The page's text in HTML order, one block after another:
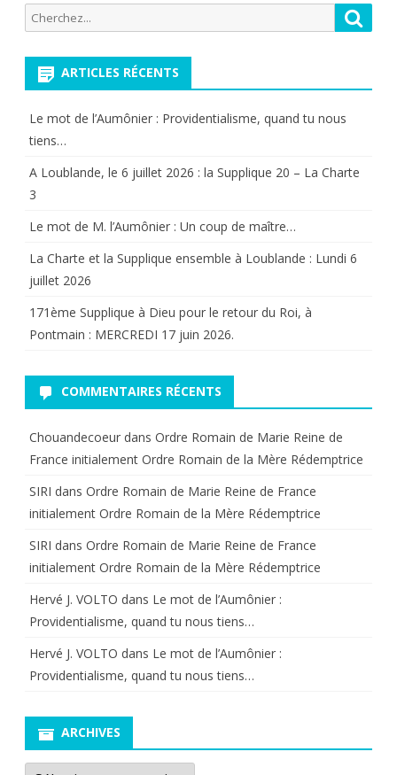
Recherche
pour:
ARTICLES RÉCENTS
Le mot de l’Aumônier : Providentialisme, quand tu nous
tiens…
A Loublande, le 6 juillet 2026 : la Supplique 20 – La Charte
3
Le mot de M. l’Aumônier : Un coup de maître…
La Charte et la Supplique ensemble à Loublande : Lundi 6
juillet 2026
171ème Supplique à Dieu pour le retour du Roi, à
Pontmain : MERCREDI 17 juin 2026.
COMMENTAIRES RÉCENTS
Chouandecoeur dans Ordre Romain de Marie Reine de
France initialement Ordre Romain de la Mère Rédemptrice
SIRI dans Ordre Romain de Marie Reine de France
initialement Ordre Romain de la Mère Rédemptrice
SIRI dans Ordre Romain de Marie Reine de France
initialement Ordre Romain de la Mère Rédemptrice
Hervé J. VOLTO dans Le mot de l’Aumônier :
Providentialisme, quand tu nous tiens…
Hervé J. VOLTO dans Le mot de l’Aumônier :
Providentialisme, quand tu nous tiens…
ARCHIVES
Archives